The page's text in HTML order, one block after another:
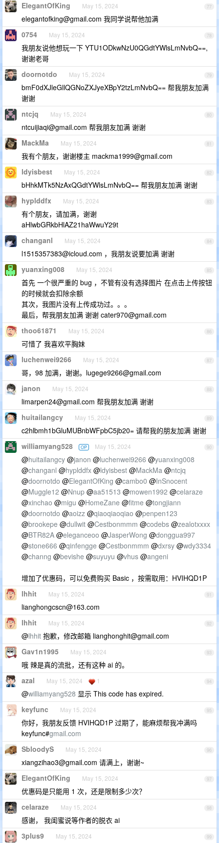
77
ElegantOfKing May 15, 2024
elegantofking@gmail.com 我同学说帮他加满
78
0754 May 15, 2024
我朋友说他想玩一下 YTU1ODkwNzU0QGdtYWlsLmNvbQ==,
谢谢老哥
79
doornotdo May 15, 2024
bmF0dXJleGllQGNoZXJyeXBpY2tzLmNvbQ== 帮我朋友加满
谢谢
80
ntcjq May 15, 2024
ntcuijiaqi@gmail.com 帮我朋友加满 谢谢
81
MackMa May 15, 2024
我有个朋友，谢谢楼主 mackma1999@gmail.com
82
ldyisbest May 15, 2024
bHhkMTk5NzAxQGdtYWlsLmNvbQ== 帮我朋友加满 谢谢
83
hyplddfx May 15, 2024
有个朋友，请加满，谢谢
aHlwbGRkbHlAZ21haWwuY29t
84
changanl May 15, 2024
l1515357383@icloud.com ，我朋友说要加满 谢谢
85
yuanxing008 May 15, 2024
首先 一个很严重的 bug ，不管有没有选择图片 在点击上传按钮
的时候就会扣除余额
其次，我图片没有上传成功过。。。
最后，帮我朋友加满 谢谢 cater970@gmail.com
86
thoo61871 May 15, 2024
可惜了 我喜欢平胸妹
87
luchenwei9266 May 15, 2024
哥，98 加满，谢谢。 lugege9266@gmail.com
88
janon May 15, 2024
limarpen24@gmail.com 帮我朋友加满 谢谢
89
huitailangcy May 15, 2024
c2hlbmh1bGluMUBnbWFpbC5jb20= 请帮我的朋友加满 谢谢
90
williamyang528 OP May 15, 2024
@huitailangcy @janon @luchenwei9266 @yuanxing008
@changanl @hyplddfx @ldyisbest @MackMa @ntcjq
@doornotdo @ElegantOfKing @cambo0 @InSnocent
@Muggle12 @Nnup @aa51513 @mowen1992 @celaraze
@xinchao @migu @HomeZane @fitme @tongjiann
@doornotdo @aoizz @qiaoqiaoqiao @penpen123
@brookepe @dullwit @Cestbonmmm @codebs @zealotxxxx
@BTR82A @eleganceoo @JasperWong @donggua997
@stone666 @qinfengge @Cestbonmmm @dxrsy @wdy3334
@channg @bevishe @suyuyu @vhus @angeni
增加了优惠码，可以免费购买 Basic ，按需取用：HVIHQD1P
91
lhhit May 15, 2024
lianghongcscn@163.com
92
lhhit May 15, 2024
@lhhit 抱歉，修改邮箱 lianghonghit@gmail.com
93
Gav1n1995 May 15, 2024
哦 辣是真的流批，还有这种 ai 的。
94
azal May 15, 2024 1
@williamyang528 显示 This code has expired.
95
keyfunc May 15, 2024
你好，我朋友反馈 HVIHQD1P 过期了，能麻烦帮我冲满吗
keyfunc#gmail.com
96
SbloodyS May 15, 2024
xiangzihao3@gmail.com 请满上，谢谢~
97
ElegantOfKing May 15, 2024
优惠码是只能用 1 次，还是限制多少次？
98
celaraze May 15, 2024
感谢， 我闺蜜说等作者的脱衣 ai
99
3plus9 May 15, 2024